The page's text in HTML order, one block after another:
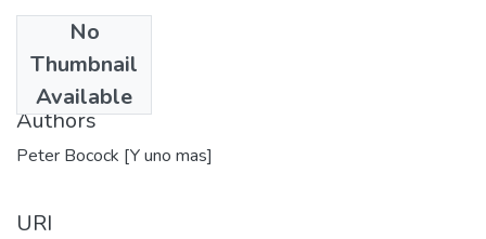
No
Thumbnail
Available
1986
Authors
Peter Bocock [Y uno mas]
URI